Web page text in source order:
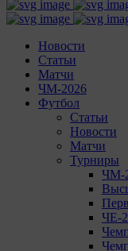
Новости
Статьи
Матчи
ЧМ-2026
Футбол
Статьи
Новости
Матчи
Турниры
ЧМ-
ЧЕ-